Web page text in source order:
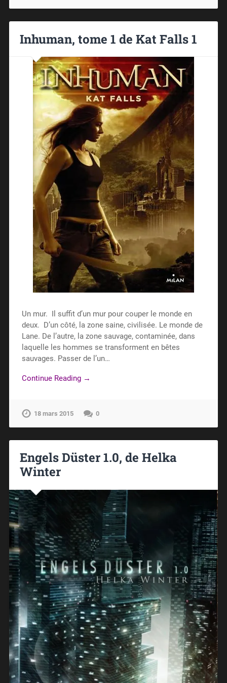
Inhuman, tome 1 de Kat Falls 1
Un mur. Il suffit d’un mur pour couper le monde en
deux. D’un côté, la zone saine, civilisée. Le monde de
Lane. De l’autre, la zone sauvage, contaminée, dans
laquelle les hommes se transforment en bêtes
sauvages. Passer de l’un…
Continue Reading →
18 mars 2015 0
Engels Düster 1.0, de Helka
Winter